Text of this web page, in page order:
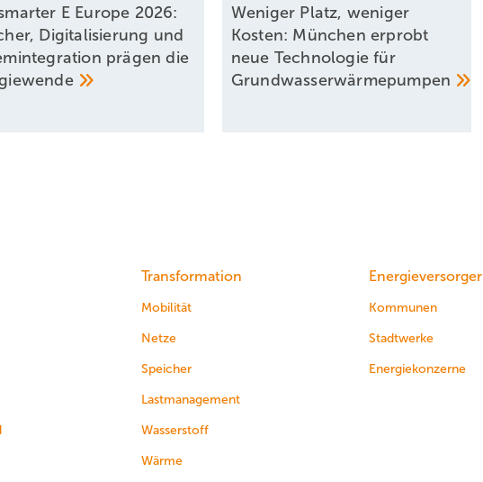
E Europe 2026:
Digitalisierung und
prägen die
Weniger Platz, weniger
Kosten: München erprobt
neue Technologie für
Grundwasserwärmepumpen
Transformation
Mobilität
Netze
Speicher
Lastmanagement
Wasserstoff
Wärme
Energieversorger
Kommunen
Stadtwerke
Energiekonzerne